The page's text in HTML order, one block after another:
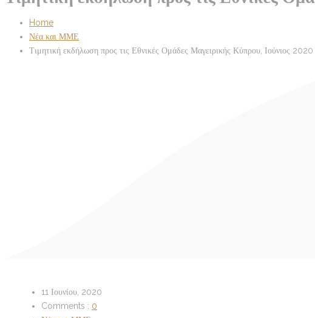
Home
Νέα και ΜΜΕ
Τιμητική εκδήλωση προς τις Εθνικές Ομάδες Μαγειρικής Κύπρου, Ιούνιος 2020
11 Ιουνίου, 2020
Comments : 0